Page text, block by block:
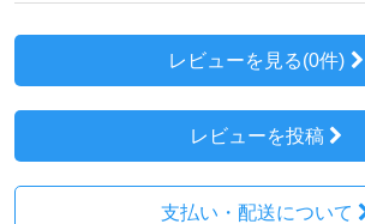
レビューを見る(0件)
レビューを投稿
支払い・配送について